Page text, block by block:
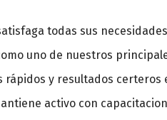
todas sus
uno de nuestros
y resultados certeros
activo con